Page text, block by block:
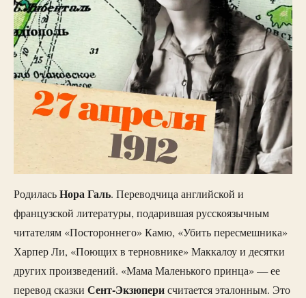
РодиласьНора Галь. Переводчица английской и
французской литературы, подарившая русскоязычным
читателям «Постороннего» Камю, «Убить пересмешника»
Харпер Ли, «Поющих в терновнике» Маккалоу и десятки
других произведений. «Мама Маленького принца» — ее
перевод сказки Сент-Экзюперисчитается эталонным. Это